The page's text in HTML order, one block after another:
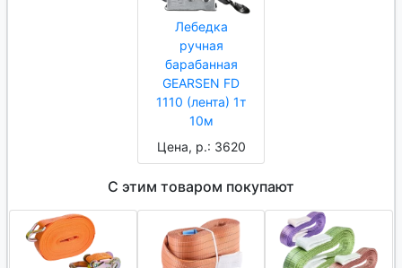
Лебедка
ручная
барабанная
GEARSEN FD
1110 (лента) 1т
10м
Цена, р.: 3620
С этим товаром покупают